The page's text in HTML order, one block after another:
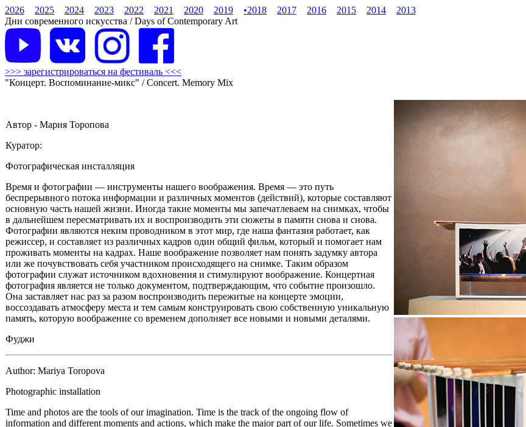
2026 2025 2024 2023 2022 2021 2020 2019 •2018 2017 2016 2015 2014
2013
Дни современного искусства / Days of Contemporary Art
>>> зарегистрироваться на фестиваль <<<
"Концерт. Воспоминание-микс" / Concert. Memory Mix
Автор - Мария Торопова
Куратор:
Фотографическая инсталляция
Время и фотографии — инструменты нашего воображения. Время — это путь
беспрерывного потока информации и различных моментов (действий), которые составляют
основную часть нашей жизни. Иногда такие моменты мы запечатлеваем на снимках, чтобы
в дальнейшем пересматривать их и воспроизводить эти сюжеты в памяти снова и снова.
Фотографии являются неким проводником в этот мир, где наша фантазия работает, как
режиссер, и составляет из различных кадров один общий фильм, который и помогает нам
проживать моменты на кадрах. Наше воображение позволяет нам понять задумку автора
или же почувствовать себя участником происходящего на снимке. Таким образом
фотографии служат источником вдохновения и стимулируют воображение. Концертная
фотография является не только документом, подтверждающим, что событие произошло.
Она заставляет нас раз за разом воспроизводить пережитые на концерте эмоции,
воссоздавать атмосферу места и тем самым конструировать свою собственную уникальную
память, которую воображение со временем дополняет все новыми и новыми деталями.
Фуджи
Author: Mariya Toropova
Photographic installation
Time and photos are the tools of our imagination. Time is the track of the ongoing flow of
information and different moments and actions, which make the major part of our life. Sometimes we